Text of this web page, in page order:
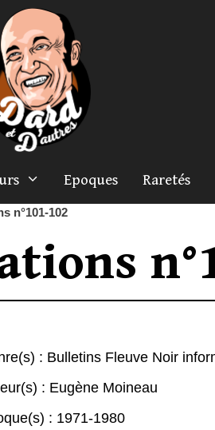
Epoques Raretés
n°101-102
: Bulletins Fleuve Noir
: Eugène Moineau
: 1971-1980